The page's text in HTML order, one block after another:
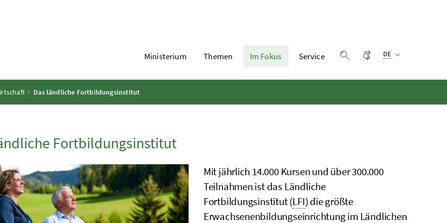
Ministerium Themen Im Fokus
Service
Gebärdensprache
DE
Das ländliche Fortbildungsinstitut
Fortbildungsinstitut
Mit jährlich 14.000 Kursen und über 300.000
Teilnahmen ist das Ländliche
Fortbildungsinstitut (LFI) die größte
Erwachsenenbildungseinrichtung im Ländlichen